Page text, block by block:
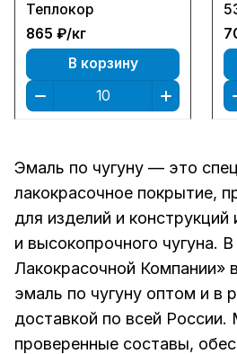
Теплокор
865 ₽/кг
В корзину
Эмаль по чугуну — это
лакокрасочное покрытие,
для изделий и конструкций
и высокопрочного чугуна. В
Лакокрасочной Компании»
эмаль по чугуну оптом и в
доставкой по всей
проверенные составы,